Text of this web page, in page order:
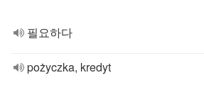
필요하다
pożyczka, kredyt